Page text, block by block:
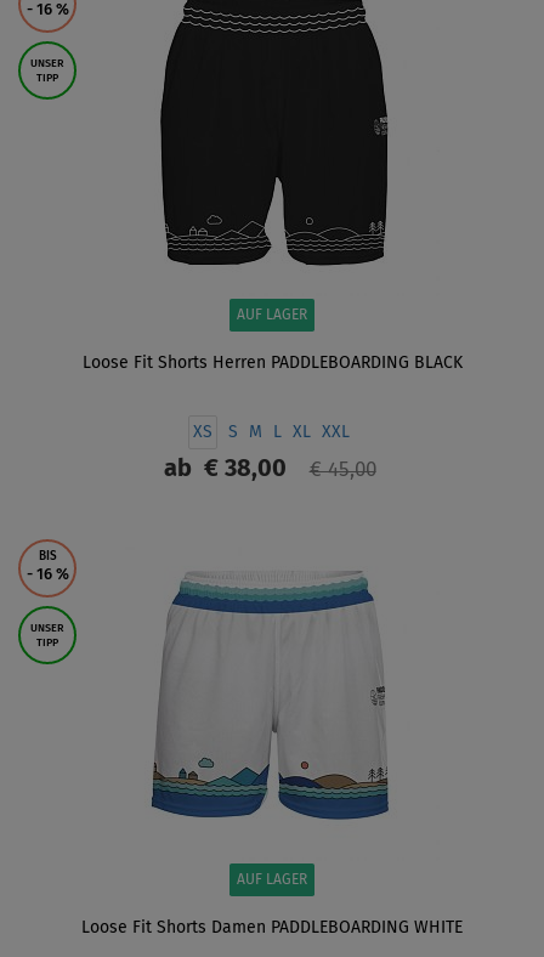
- 16 %
UNSER
TIPP
AUF LAGER
Loose Fit Shorts Herren PADDLEBOARDING BLACK
XS S M L XL XXL
ab€ 38,00 € 45,00
BIS
- 16 %
UNSER
TIPP
AUF LAGER
Loose Fit Shorts Damen PADDLEBOARDING WHITE